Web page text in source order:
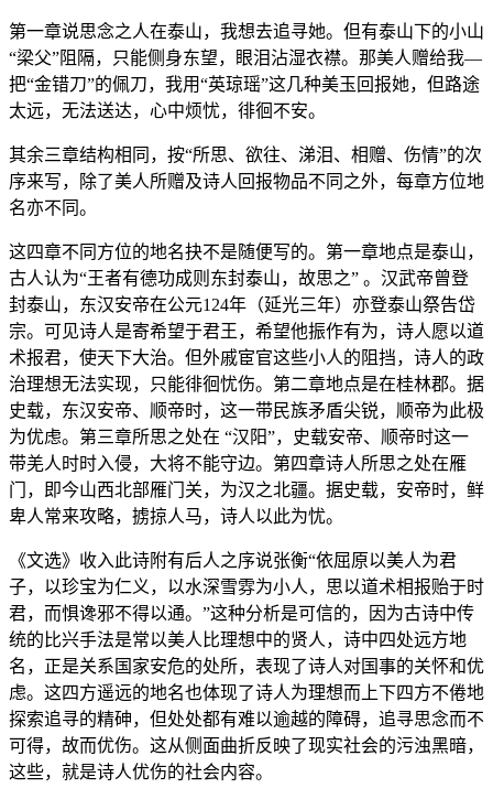
第一章说思念之人在泰山，我想去追寻她。但有泰山下的小山
“梁父”阻隔，只能侧身东望，眼泪沾湿衣襟。那美人赠给我—
把“金错刀”的佩刀，我用“英琼瑶”这几种美玉回报她，但路途
太远，无法送达，心中烦忧，徘徊不安。
其余三章结构相同，按“所思、欲往、涕泪、相赠、伤情”的次
序来写，除了美人所赠及诗人回报物品不同之外，每章方位地
名亦不同。
这四章不同方位的地名抉不是随便写的。第一章地点是泰山，
古人认为“王者有德功成则东封泰山，故思之” 。汉武帝曾登
封泰山，东汉安帝在公元124年（延光三年）亦登泰山祭告岱
宗。可见诗人是寄希望于君王，希望他振作有为，诗人愿以道
术报君，使天下大治。但外戚宦官这些小人的阻挡，诗人的政
治理想无法实现，只能徘徊忧伤。第二章地点是在桂林郡。据
史载，东汉安帝、顺帝时，这一带民族矛盾尖锐，顺帝为此极
为优虑。第三章所思之处在 “汉阳”，史载安帝、顺帝时这一
带羌人时时入侵，大将不能守边。第四章诗人所思之处在雁
门，即今山西北部雁门关，为汉之北疆。据史载，安帝时，鲜
卑人常来攻略，掳掠人马，诗人以此为忧。
《文选》收入此诗附有后人之序说张衡“依屈原以美人为君
子，以珍宝为仁义，以水深雪雰为小人，思以道术相报贻于时
君，而惧谗邪不得以通。”这种分析是可信的，因为古诗中传
统的比兴手法是常以美人比理想中的贤人，诗中四处远方地
名，正是关系国家安危的处所，表现了诗人对国事的关怀和优
虑。这四方遥远的地名也体现了诗人为理想而上下四方不倦地
探索追寻的精砷，但处处都有难以逾越的障碍，追寻思念而不
可得，故而优伤。这从侧面曲折反映了现实社会的污浊黑暗，
这些，就是诗人优伤的社会内容。